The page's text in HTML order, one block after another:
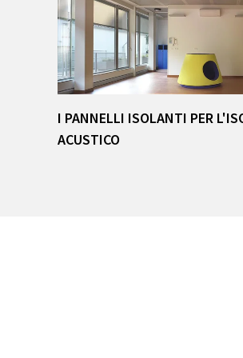
I PANNELLI ISOLANTI PER
ACUSTICO